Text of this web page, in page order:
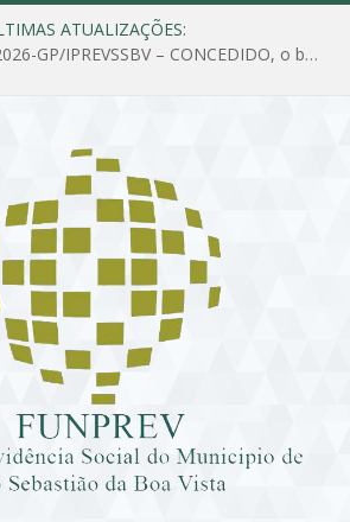
ATUALIZAÇÕES:
PORTARIA Nº 025/2026-GP/IPREVSSBV – CONCEDIDO, o benefício de PENSÃO a MARIA ESTELA DOS SANTOS SOUZA